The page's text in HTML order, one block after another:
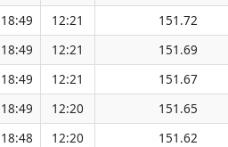
18:49 12:21
151.72
18:49 12:21
151.69
18:49 12:21
151.67
18:49 12:20
151.65
18:48 12:20
151.62